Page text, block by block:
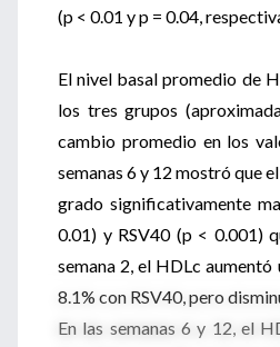
(p < 0.01 y p = 0.04,
El nivel basal promedio de
los tres grupos
cambio promedio en los
semanas 6 y 12 mostró que
grado significativamente
0.01) y RSV40 (p < 0.001)
semana 2, el HDLc aumentó
8.1% con RSV40, pero
En las semanas 6 y 12, el